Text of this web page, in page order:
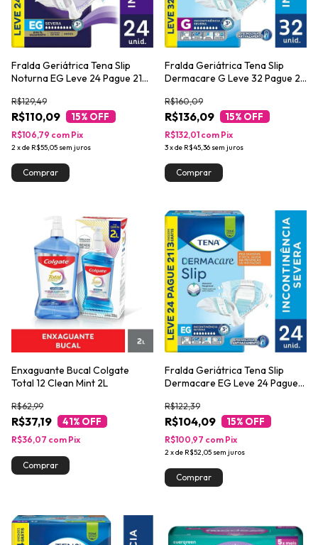
Fralda Geriátrica Tena Slip
Noturna EG Leve 24 Pague 21
R$110,09
R$129,49
15% OFF
2xde R$55,05 sem juros
R$106,79 com Pix
Fralda Geriátrica Tena Slip
Dermacare G Leve 32 Pague 28
R$136,09
R$160,09
15% OFF
3xde R$45,36 sem juros
R$132,01 com Pix
Enxaguante Bucal Colgate
Total 12 Clean Mint 2L
R$37,19
R$62,99
41% OFF
R$36,07 com Pix
Fralda Geriátrica Tena Slip
Dermacare EG Leve 24 Pague
R$104,09
R$122,39
15% OFF
2xde R$52,05 sem juros
R$100,97 com Pix